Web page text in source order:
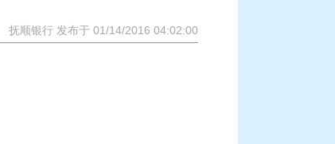
抚顺银行 发布于 01/14/2016 04:02:00